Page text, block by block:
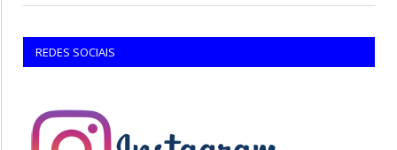
REDES SOCIAIS